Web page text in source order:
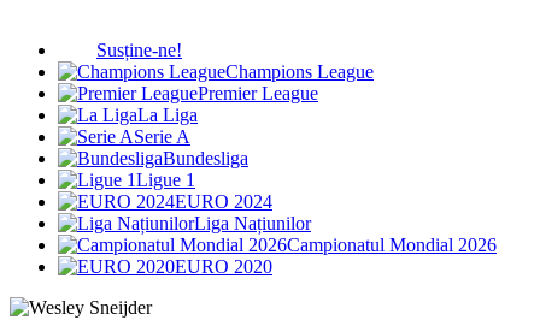
Susține-ne!
Champions League
Premier League
La Liga
Serie A
Bundesliga
Ligue 1
EURO 2024
Liga Națiunilor
Campionatul Mondial 2026
EURO 2020